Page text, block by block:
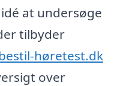
at undersøge
tilbyder
høretest.dk
over